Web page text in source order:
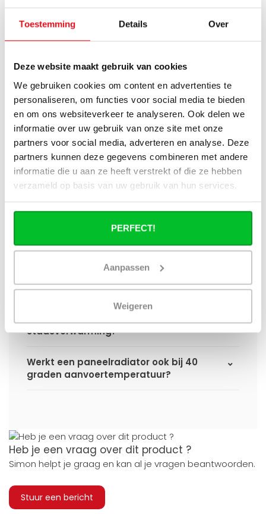
Toestemming Details Over
Deze website maakt gebruik van cookies
We gebruiken cookies om content en advertenties te
personaliseren, om functies voor social media te bieden
en om ons websiteverkeer te analyseren. Ook delen we
informatie over uw gebruik van onze site met onze
partners voor social media, adverteren en analyse. Deze
partners kunnen deze gegevens combineren met andere
informatie die u aan ze heeft verstrekt of die ze hebben
verzameld op basis van uw gebruik van hun services.
PERFECT!
Aanpassen
Weigeren
installatie van mijn radiator compleet te
maken?
ik nodig?
Kan ik mijn Smart thermostaatknop
aansluiten op de paneelradiatoren van
Radiator-Outlet?
Hoe bereken in de benodigde capaciteit
voor mijn ruimte?
Wat is de levertijd van een
Ik heb een (hybride) warmtepomp
installatie, kan ik alle radiatoren
gebruiken uit de website?
Kan ik alle radiatoren op de website
stadsverwarming?
Werkt een paneelradiator ook bij 40
graden aanvoertemperatuur?
Heb je een vraag over dit product ?
Simon helpt je graag en kan al je vragen beantwoorden.
Stuur een bericht